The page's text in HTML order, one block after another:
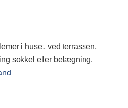
i huset, ved terrassen,
sokkel eller belægning.